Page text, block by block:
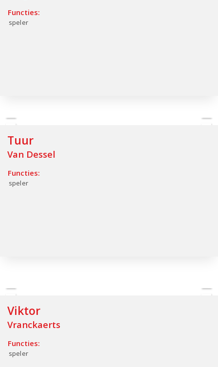
Functies:
speler
Tuur
Van Dessel
Functies:
speler
Viktor
Vranckaerts
Functies:
speler